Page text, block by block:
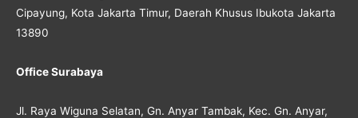
Cipayung, Kota Jakarta Timur, Daerah Khusus Ibukota Jakarta
13890
Office Surabaya
Jl. Raya Wiguna Selatan, Gn. Anyar Tambak, Kec. Gn. Anyar,